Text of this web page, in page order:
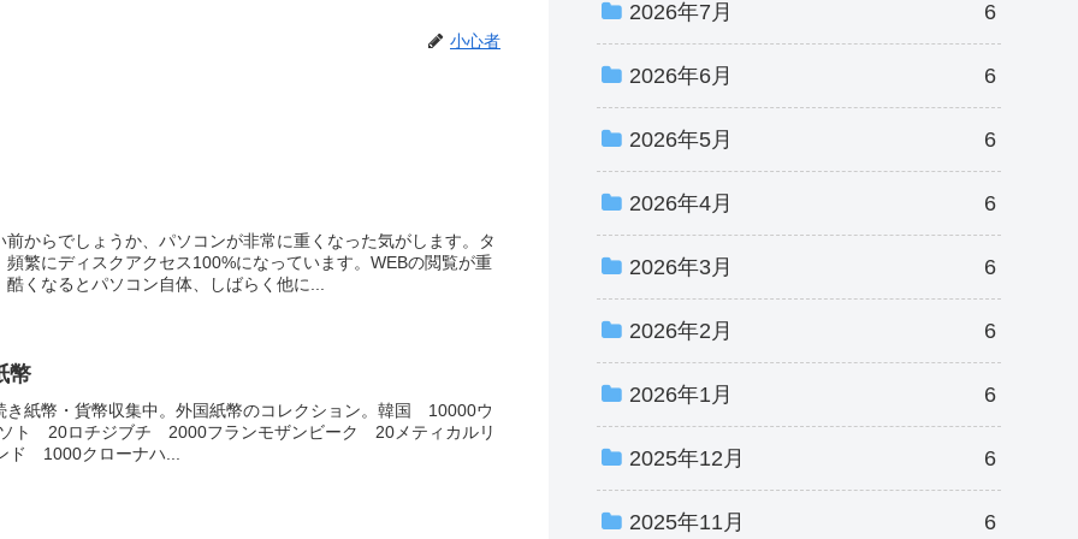
小心者
からでしょうか、パソコンが非常に重くなった気がします。タ
繁にディスクアクセス100%になっています。WEBの閲覧が重
くなるとパソコン自体、しばらく他に...
幣
き紙幣・貨幣収集中。外国紙幣のコレクション。韓国 10000ウ
ト 20ロチジブチ 2000フランモザンビーク 20メティカルリ
ド 1000クローナハ...
2026年7月 6
2026年6月 6
2026年5月 6
2026年4月 6
2026年3月 6
2026年2月 6
2026年1月 6
2025年12月 6
2025年11月 6